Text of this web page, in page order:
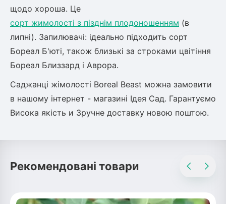
щодо хороша. Це
сорт жимолості з пізднім плодоношенням (в
липні). Запилювачі: ідеально підходить сорт
Бореал Б'юті, також близькі за строками цвітіння
Бореал Близзард і Аврора.
Саджанці жімолості Boreal Beast можна замовити
в нашому інтернет - магазині Ідея Сад. Гарантуємо
Висока якість и Зручне доставку новою поштою.
Рекомендовані товари